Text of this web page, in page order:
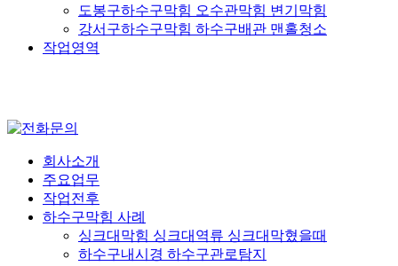
도봉구하수구막힘 오수관막힘 변기막힘
강서구하수구막힘 하수구배관 맨홀청소
작업영역
회사소개
주요업무
작업전후
하수구막힘 사례
싱크대막힘 싱크대역류 싱크대막혔을때
하수구내시경 하수구관로탐지